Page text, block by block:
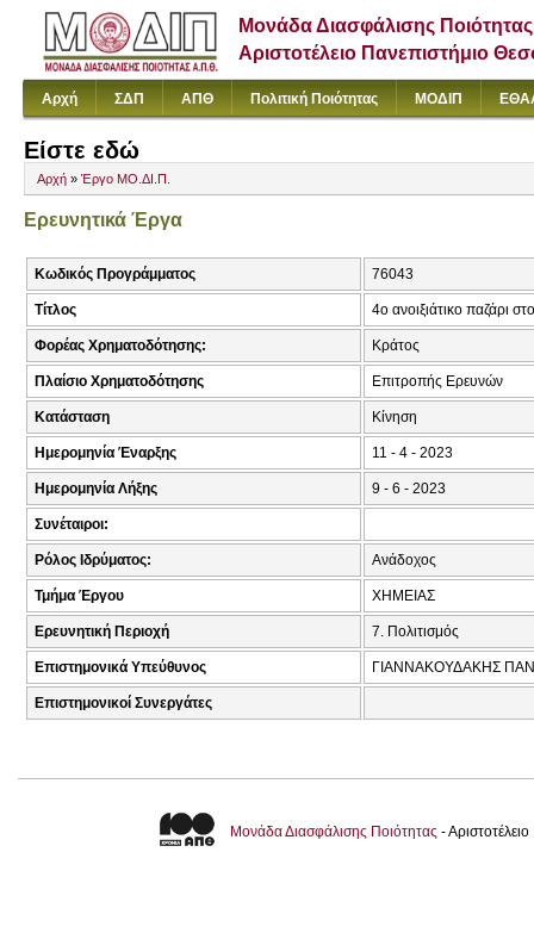
Μονάδα Διασφάλισης Ποιότητας
Αριστοτέλειο Πανεπιστήμιο
Αρχή ΣΔΠ ΑΠΘ Πολιτική Ποιότητας ΜΟΔΙΠ
Είστε εδώ
Αρχή » Έργο ΜΟ.ΔΙ.Π.
Ερευνητικά Έργα
Κωδικός Προγράμματος 76043
Τίτλος 4ο ανοιξιάτικο παζάρι
Φορέας Χρηματοδότησης: Κράτος
Πλαίσιο Χρηματοδότησης Επιτροπής Ερευνών
Κατάσταση Κίνηση
Ημερομηνία Έναρξης 11 - 4 - 2023
Ημερομηνία Λήξης 9 - 6 - 2023
Συνέταιροι:
Ρόλος Ιδρύματος: Ανάδοχος
Τμήμα Έργου ΧΗΜΕΙΑΣ
Ερευνητική Περιοχή 7. Πολιτισμός
Επιστημονικά Υπεύθυνος ΓΙΑΝΝΑΚΟΥΔΑΚΗΣ
Επιστημονικοί Συνεργάτες
Μονάδα Διασφάλισης Ποιότητας -